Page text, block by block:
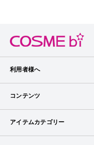
利用者様へ
メンバーログイン
メンバー会員について
コンテンツ
ランキング
アイテムカテゴリー